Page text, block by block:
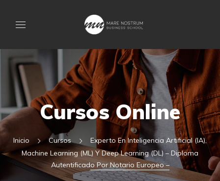
Cursos Online
Inicio Cursos
Experto En Inteligencia Artificial (IA),
Machine Learning (ML) Y Deep Learning (DL) – Diploma
Autentificado Por Notario Europeo –